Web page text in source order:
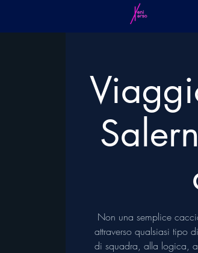
Non una semplice
attraverso qualsiasi tipo
di squadra, alla logica,